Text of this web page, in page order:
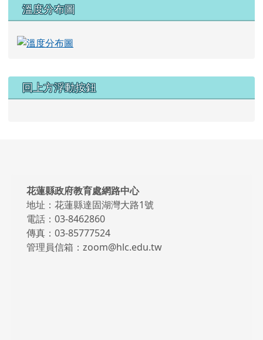
溫度分布圖
回上方浮動按鈕
頁尾區域內容
花蓮縣政府教育處網路中心
地址：花蓮縣達固湖灣大路1號
電話：03-8462860
傳真：03-85777524
管理員信箱：zoom@hlc.edu.tw